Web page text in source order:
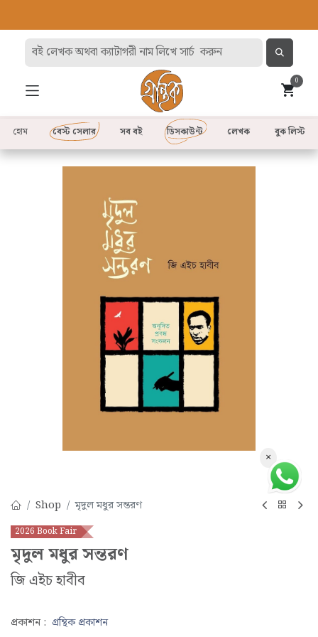
0
হোম বেস্ট সেলার সব বই লেখক
ডিসকাউন্ট বুক লিস্ট
Shop মৃদুল মধুর সন্তরণ
2026 Book Fair
মৃদুল মধুর সন্তরণ
জি এইচ হাবীব
প্রকাশন : গ্রন্থিক প্রকাশন
×